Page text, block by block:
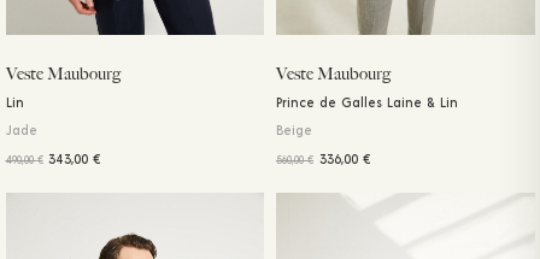
Veste Maubourg
Lin
Jade
490,00€ 343,00€
Veste Maubourg
Prince de Galles Laine & Lin
Beige
560,00€ 336,00 €